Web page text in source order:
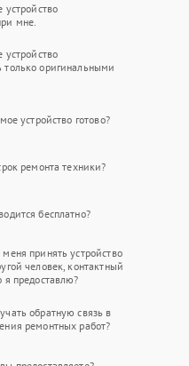
устройство
мне.
устройство
только оригинальными
устройство готово?
ремонта техники?
бесплатно?
принять устройство
человек, контактный
я предоставлю?
обратную связь в
ремонтных работ?